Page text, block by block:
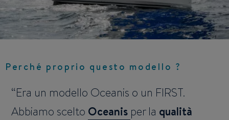
Perché proprio questo modello ?
Era un modello Oceanis o un FIRST.
Abbiamo scelto Oceanis per la qualità